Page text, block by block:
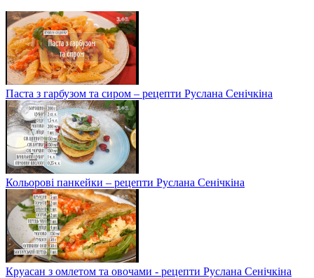
Паста з гарбузом та сиром – рецепти Руслана Сенічкіна
Кольорові панкейки – рецепти Руслана Сенічкіна
Круасан з омлетом та овочами - рецепти Руслана Сенічкіна